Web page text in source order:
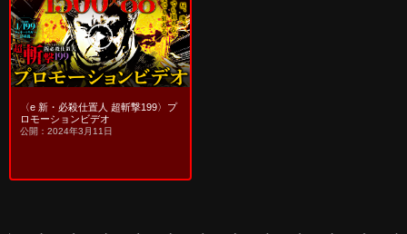
〈e 新・必殺仕置人 超斬撃199〉プ
ロモーションビデオ
公開：2024年3月11日